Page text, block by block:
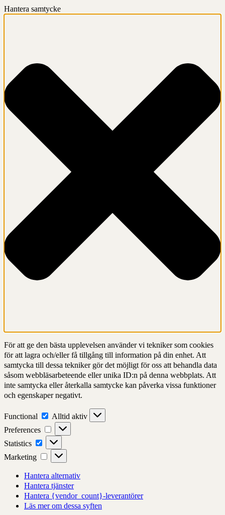
Hantera samtycke
För att ge den bästa upplevelsen använder vi tekniker som cookies
för att lagra och/eller få tillgång till information på din enhet. Att
samtycka till dessa tekniker gör det möjligt för oss att behandla data
såsom webbläsarbeteende eller unika ID:n på denna webbplats. Att
inte samtycka eller återkalla samtycke kan påverka vissa funktioner
och egenskaper negativt.
Functional Functional
Alltid aktiv
Preferences
Preferences
Statistics
Statistics
Marketing
Marketing
Hantera alternativ
Hantera tjänster
Hantera {vendor_count}-leverantörer
Läs mer om dessa syften